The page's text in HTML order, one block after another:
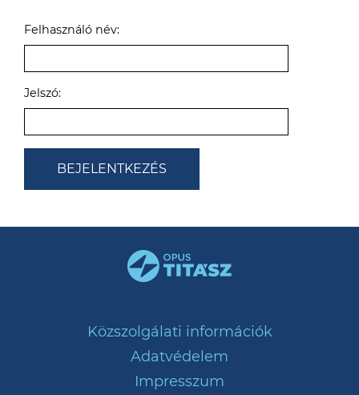
Felhasználó név:
Jelszó:
Közszolgálati információk
Adatvédelem
Impresszum